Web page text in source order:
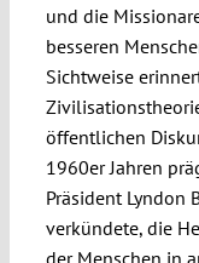
und die
besseren
Sichtweise
öffentlichen
1960er Jahren
Präsident Lyndon
verkündete, die